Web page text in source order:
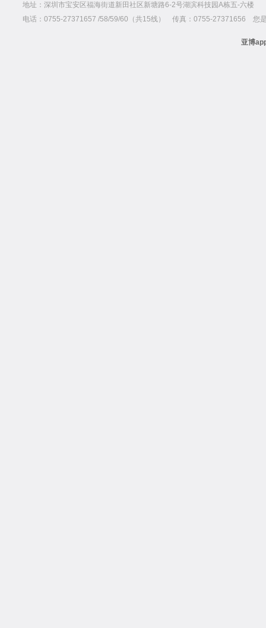
地址：深圳市宝安区福海街道新田社区新塘路6-2号湖滨科技园A栋五-六楼
电话：0755-27371657 /58/59/60（共15线） 传真：0755-27371656 您
亚博